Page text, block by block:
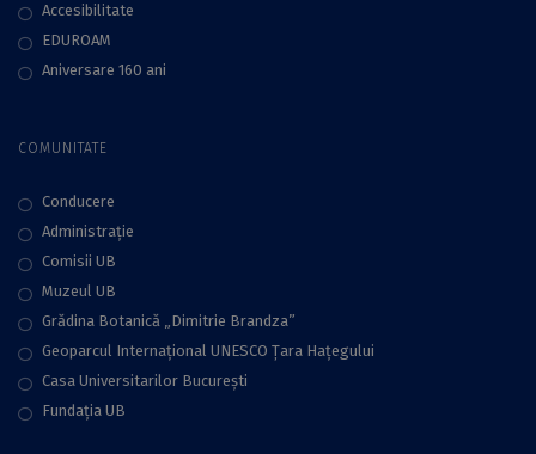
Accesibilitate
EDUROAM
Aniversare 160 ani
COMUNITATE
Conducere
Administraţie
Comisii UB
Muzeul UB
Grădina Botanică „Dimitrie Brandza”
Geoparcul Internațional UNESCO Țara Hațegului
Casa Universitarilor București
Fundaţia UB